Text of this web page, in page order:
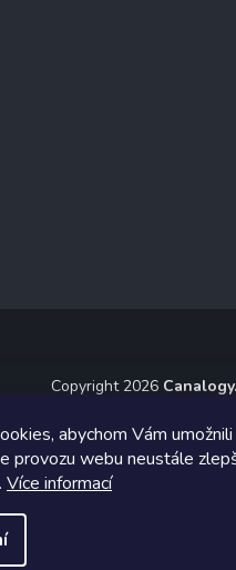
abychom Vám
provozu webu neustále
Více informací
Copyright 2026